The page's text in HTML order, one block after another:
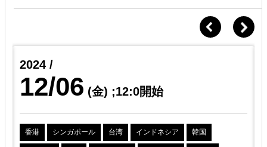
2024 /
12/06 (金) ;12:0開始
香港 シンガポール 台湾 インドネシア 韓国